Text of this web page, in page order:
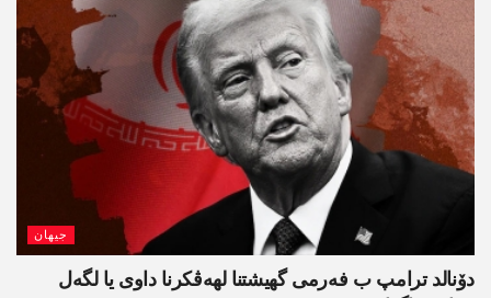
جیھان
دۆنالد ترامپ ب فەرمی گھیشتنا لھەڤکرنا داوی یا لگەل